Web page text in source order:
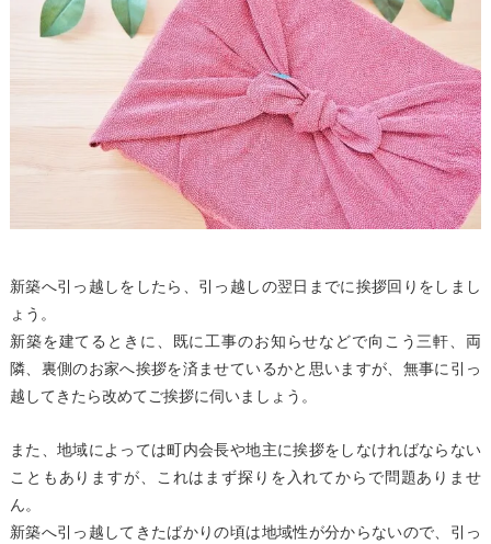
新築へ引っ越しをしたら、引っ越しの翌日までに挨拶回りをしまし
ょう。
新築を建てるときに、既に工事のお知らせなどで向こう三軒、両
隣、裏側のお家へ挨拶を済ませているかと思いますが、無事に引っ
越してきたら改めてご挨拶に伺いましょう。
また、地域によっては町内会長や地主に挨拶をしなければならない
こともありますが、これはまず探りを入れてからで問題ありませ
ん。
新築へ引っ越してきたばかりの頃は地域性が分からないので、引っ